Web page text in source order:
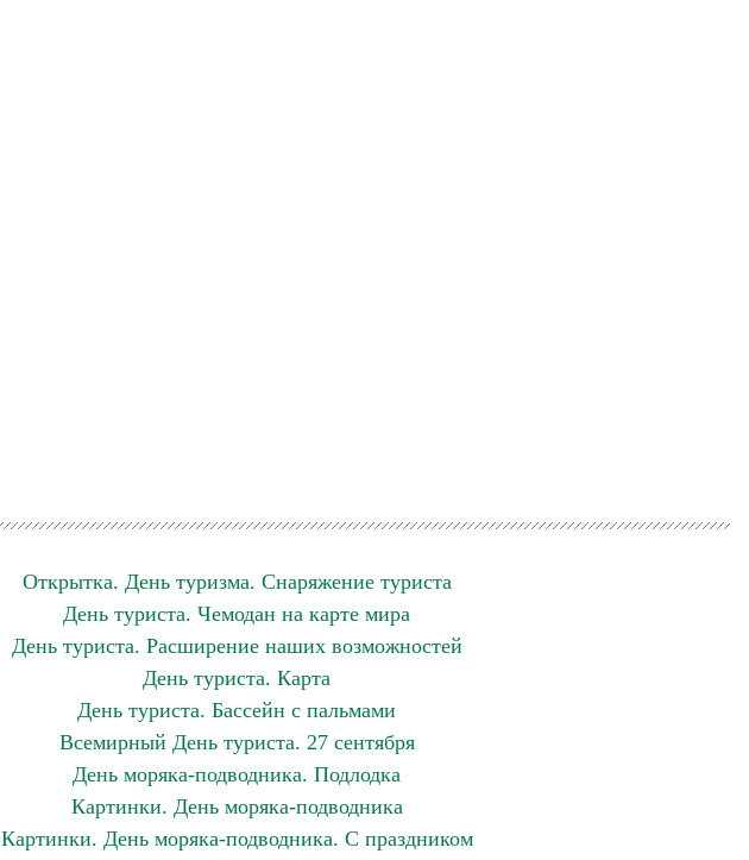
Открытка. День туризма. Снаряжение туриста
День туриста. Чемодан на карте мира
День туриста. Расширение наших возможностей
День туриста. Карта
День туриста. Бассейн с пальмами
Всемирный День туриста. 27 сентября
День моряка-подводника. Подлодка
Картинки. День моряка-подводника
Картинки. День моряка-подводника. С праздником